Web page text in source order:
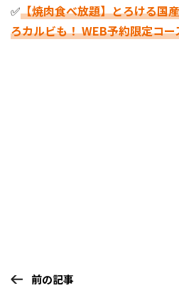
✅【焼肉食べ放題】とろける国
ろカルビも！ WEB予約限定コ
前の記事